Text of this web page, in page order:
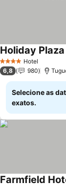
4 EstrelasHotel
Holiday
6,8 980
Selecione as
exatos.
Farmfield